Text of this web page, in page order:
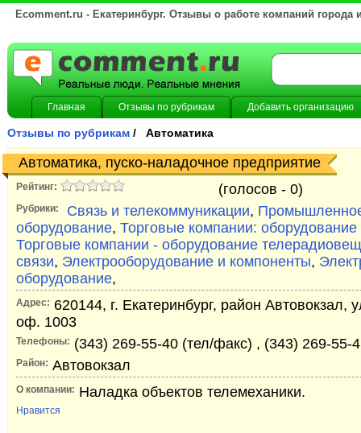
Ecomment.ru - Екатеринбург. Отзывы о работе компаний города
Главная Отзывы по рубрикам Добавить организацию
Отзывы по рубрикам / Автоматика
Автоматика, пуско-наладочное предприятие
Рейтинг: (голосов - 0)
Рубрики: Связь и телекоммуникации,
оборудование, Торговые компании: оборудование
Торговые компании - оборудование
связи, Электрооборудование и компоненты,
оборудование,
Адрес: 620144, г. Екатеринбург, район Автовокзал,
оф. 1003
Телефоны: (343) 269-55-40 (тел/факс) , (343) 269-55-
Район: Автовокзал
О компании: Наладка объектов телемеханики.
Нравится